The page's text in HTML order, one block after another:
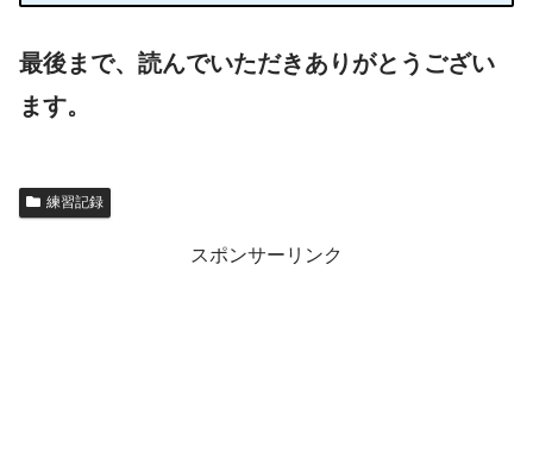
最後まで、読んでいただきありがとうござい
ます。
練習記録
スポンサーリンク